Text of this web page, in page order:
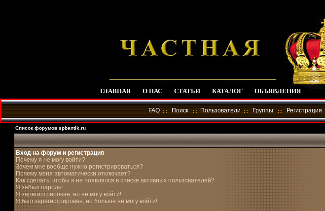
ГЛАВНАЯ О НАС СТАТЬИ КАТАЛОГ ОБЪЯВЛЕНИЯ
FAQ Поиск Пользователи Группы Регистрация
Список форумов spbantik.ru
Вход на форум и регистрация
Почему я не могу войти?
Зачем мне вообще нужно регистрироваться?
Почему меня автоматически отключает?
Как сделать, чтобы я не появлялся в списке активных пользователей?
Я забыл пароль!
Я зарегистрирован, но не могу войти!
Я был зарегистрирован, но больше не могу войти!